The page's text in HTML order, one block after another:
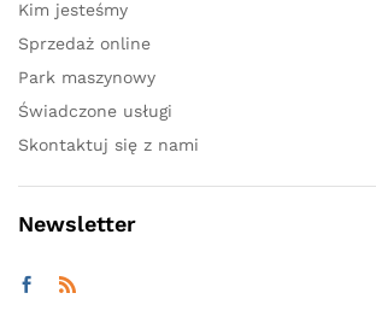
Kim jesteśmy
Sprzedaż online
Park maszynowy
Świadczone usługi
Skontaktuj się z nami
Newsletter